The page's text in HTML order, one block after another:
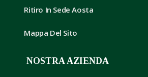
Ritiro In Sede Aosta
Mappa Del Sito
NOSTRA AZIENDA